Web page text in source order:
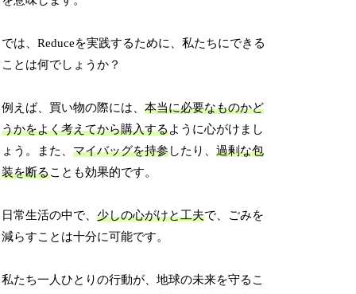
では、Reduceを実践するために、私たちにできる
ことは何でしょうか？
例えば、買い物の際には、本当に必要なものかど
うかをよく考えてから購入するように心がけまし
ょう。また、マイバッグを持参したり、過剰な包
装を断ることも効果的です。
日常生活の中で、少しの心がけと工夫で、ごみを
減らすことは十分に可能です。
私たち一人ひとりの行動が、地球の未来を守るこ